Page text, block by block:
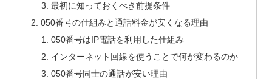
最初に知っておくべき前提条件
050番号の仕組みと通話料金が安くなる理由
050番号はIP電話を利用した仕組み
インターネット回線を使うことで何が変わるのか
050番号同士の通話が安い理由